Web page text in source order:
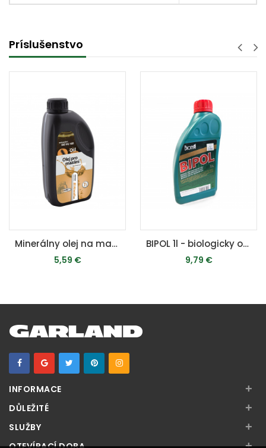
Príslušenstvo
Minerálny olej na mazanie reťazí a líšt (1 l)
5,59 €
BIPOL 1l - biologicky odbúrateľný olej na mazanie líšt a reťazí motorových píl
9,79 €
INFORMACE +
DŮLEŽITÉ +
SLUŽBY +